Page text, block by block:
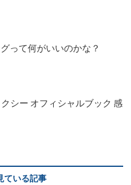
って何がいいのかな？
シー オフィシャルブック 感
ている記事